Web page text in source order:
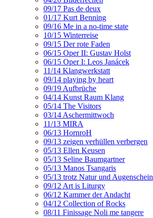
09/17 Pas de deux
01/17 Kurt Benning
09/16 Me in a no-time state
10/15 Winterreise
09/15 Der rote Faden
06/15 Oper II: Gustav Holst
06/15 Oper I: Leos Janácek
11/14 Klangwerkstatt
09/14 playing by heart
09/19 Aufbrüche
04/14 Kunst Raum Klang
05/14 The Visitors
03/14 Aschermittwoch
11/13 MIRA
06/13 HornroH
09/13 zeigen verhüllen verbergen
05/13 Ellen Keusen
05/13 Seline Baumgartner
05/13 Manos Tsangaris
05/13 trotz Natur und Augenschein
09/12 Art is Liturgy
06/12 Kammer der Andacht
04/12 Collection of Rocks
08/11 Finissage Noli me tangere